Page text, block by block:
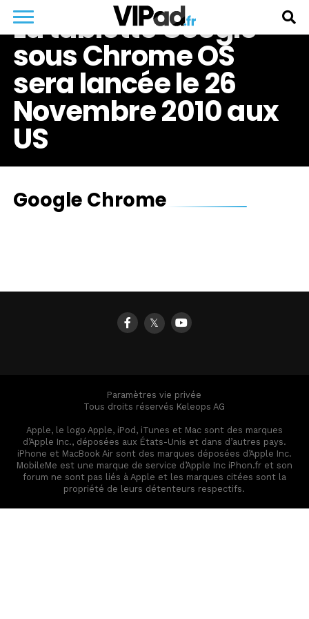
La tablette Google
sous Chrome OS
sera lancée le 26
Novembre 2010 aux
US
Google Chrome
𝕏
Paramètres vie privée
Tous droits réservés Keleops AG
Apple, le logo Apple, iPod, iTunes et Mac sont des marques
d’Apple Inc., déposées aux États-Unis et dans d’autres pays.
iPhone et MacBook Air sont des marques déposées d’Apple Inc.
MobileMe est une marque de service d’Apple Inc iPhon.fr et son
forum ne sont pas liés à Apple et les marques citées sont la
propriété de leurs détenteurs respectifs.